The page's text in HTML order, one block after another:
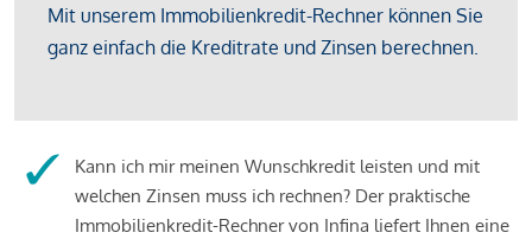
Kann ich mir meinen Wunschkredit leisten und mit
welchen Zinsen muss ich rechnen? Der praktische
Immobilienkredit-Rechner von Infina liefert Ihnen eine